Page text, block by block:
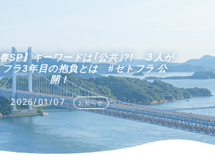
春SP】キーワードは｢公共｣?! ３人が
フラ3年目の抱負とは #セトフラ 公
開！
2026/01/07 お知らせ